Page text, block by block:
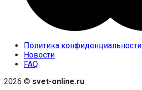
Политика конфиденциальности
Новости
FAQ
2026 © svet-online.ru